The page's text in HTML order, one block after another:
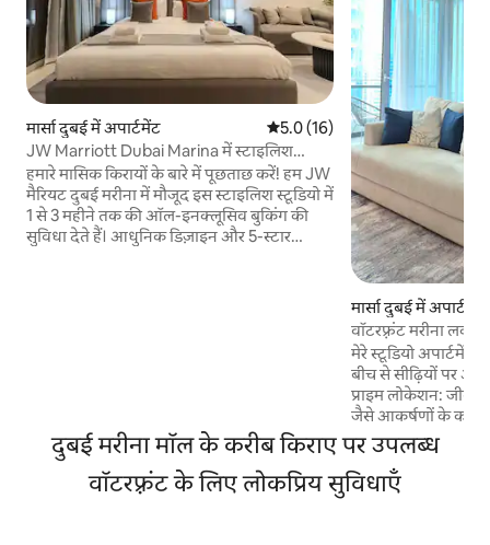
मार्सा दुबई में अपार्टमेंट औसत रेटिंग 5 में से 5.0, 16 समीक्षाएँ
5.0 (16)
JW Marriott Dubai Marina में स्टाइलिश
स्टूडियो और पूल
हमारे मासिक किरायों के बारे में पूछताछ करें! हम JW
मैरियट दुबई मरीना में मौजूद इस स्टाइलिश स्टूडियो में
1 से 3 महीने तक की ऑल-इनक्लूसिव बुकिंग की
सुविधा देते हैं। आधुनिक डिज़ाइन और 5-स्टार
मार्सा दुबई में अपार्टमेंट
वॉटरफ़्रंट मरीना
मेरे स्टूडियो
बीच से सीढ़ियों पर
प्राइम लोकेशन:
जैसे आकर्षणों के
और वॉटरफ़्रंट विस्टा
बेड, स्मार्ट टीवी,
हाई - स्पीड वाई -
और 24 घंटे, सभी दिन
दुबई मरीना मॉल के करीब किराए पर उपलब्ध
वॉटरफ़्रंट के लिए लोकप्रिय सुविधाएँ